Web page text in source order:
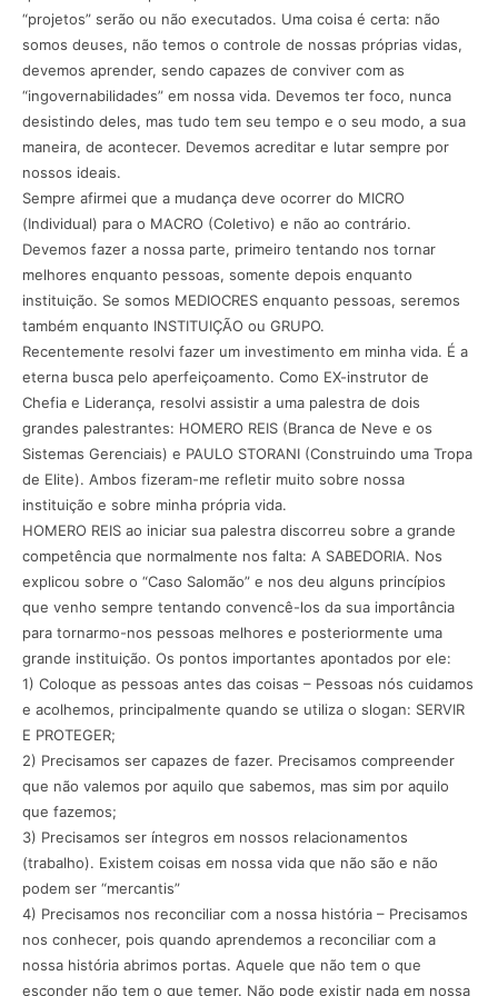
“projetos” serão ou não executados. Uma coisa é certa: não
somos deuses, não temos o controle de nossas próprias vidas,
devemos aprender, sendo capazes de conviver com as
“ingovernabilidades” em nossa vida. Devemos ter foco, nunca
desistindo deles, mas tudo tem seu tempo e o seu modo, a sua
maneira, de acontecer. Devemos acreditar e lutar sempre por
nossos ideais.
Sempre afirmei que a mudança deve ocorrer do MICRO
(Individual) para o MACRO (Coletivo) e não ao contrário.
Devemos fazer a nossa parte, primeiro tentando nos tornar
melhores enquanto pessoas, somente depois enquanto
instituição. Se somos MEDIOCRES enquanto pessoas, seremos
também enquanto INSTITUIÇÃO ou GRUPO.
Recentemente resolvi fazer um investimento em minha vida. É a
eterna busca pelo aperfeiçoamento. Como EX-instrutor de
Chefia e Liderança, resolvi assistir a uma palestra de dois
grandes palestrantes: HOMERO REIS (Branca de Neve e os
Sistemas Gerenciais) e PAULO STORANI (Construindo uma Tropa
de Elite). Ambos fizeram-me refletir muito sobre nossa
instituição e sobre minha própria vida.
HOMERO REIS ao iniciar sua palestra discorreu sobre a grande
competência que normalmente nos falta: A SABEDORIA. Nos
explicou sobre o “Caso Salomão” e nos deu alguns princípios
que venho sempre tentando convencê-los da sua importância
para tornarmo-nos pessoas melhores e posteriormente uma
grande instituição. Os pontos importantes apontados por ele:
1) Coloque as pessoas antes das coisas – Pessoas nós cuidamos
e acolhemos, principalmente quando se utiliza o slogan: SERVIR
E PROTEGER;
2) Precisamos ser capazes de fazer. Precisamos compreender
que não valemos por aquilo que sabemos, mas sim por aquilo
que fazemos;
3) Precisamos ser íntegros em nossos relacionamentos
(trabalho). Existem coisas em nossa vida que não são e não
podem ser “mercantis”
4) Precisamos nos reconciliar com a nossa história – Precisamos
nos conhecer, pois quando aprendemos a reconciliar com a
nossa história abrimos portas. Aquele que não tem o que
esconder não tem o que temer. Não pode existir nada em nossa